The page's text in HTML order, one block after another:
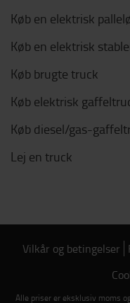
Køb en elektrisk
Køb en elektrisk
Køb brugte truck
Køb elektrisk
Køb diesel/gas-
Lej en truck
Vilkår og betingelser
Alle priser er eksklusiv moms